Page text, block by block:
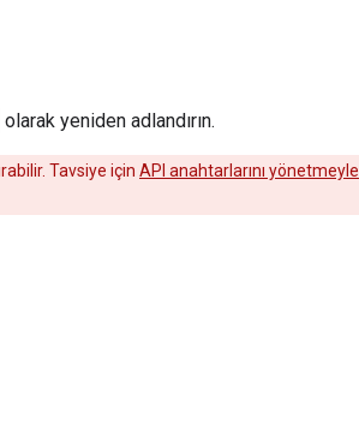
olarak yeniden adlandırın.
Tavsiye için API anahtarlarını yönetmeyle